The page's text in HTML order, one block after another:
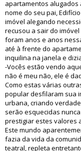
apartamentos alugados
nome do seu pai,
imóvel alegando
recusou a sair do
foram anos e anos
até à frente do
inquilina na janela e
-Vocês estão vendo
não é meu não, ele é
Como estas várias
popular desfilaram sua
urbana, criando
serão esquecidas
prestigiar estes valores
Este mundo
fazia da vida da
teatral, repleta